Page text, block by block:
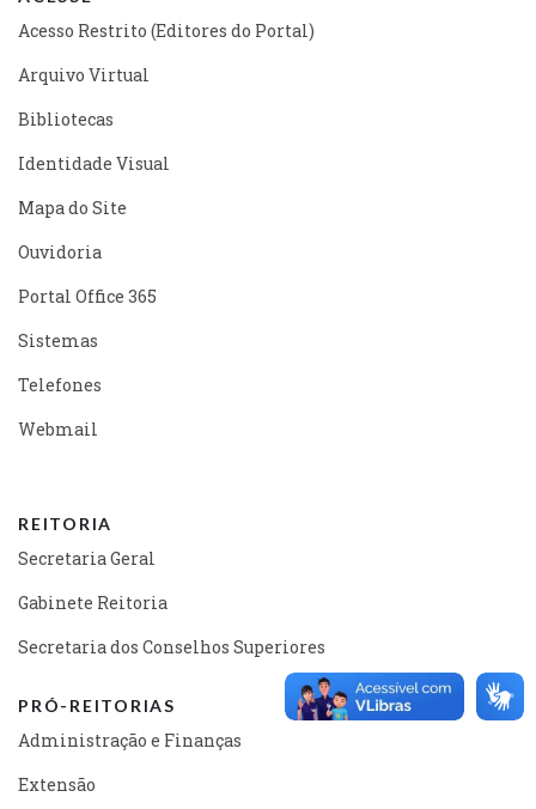
Acesso Restrito (Editores do Portal)
Arquivo Virtual
Bibliotecas
Identidade Visual
Mapa do Site
Ouvidoria
Portal Office 365
Sistemas
Telefones
Webmail
REITORIA
Secretaria Geral
Gabinete Reitoria
Secretaria dos Conselhos Superiores
PRÓ-REITORIAS
Administração e Finanças
Extensão